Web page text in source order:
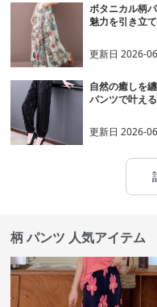
ボタニカル柄
魅力を引き立
更新日2026-
自然の癒しを
パンツで叶え
更新日2026-
柄 パンツ 人気アイテム